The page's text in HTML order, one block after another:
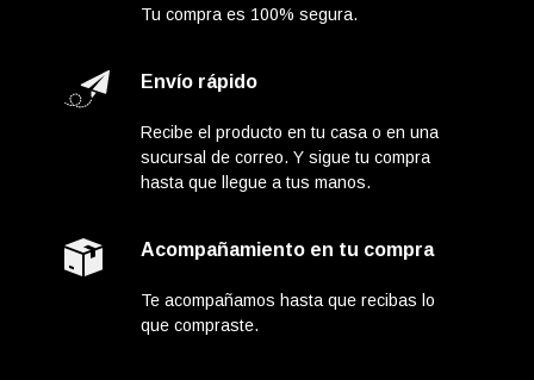
Tu compra es 100% segura.
Envío rápido
Recibe el producto en tu casa o en una
sucursal de correo. Y sigue tu compra
hasta que llegue a tus manos.
Acompañamiento en tu compra
Te acompañamos hasta que recibas lo
que compraste.